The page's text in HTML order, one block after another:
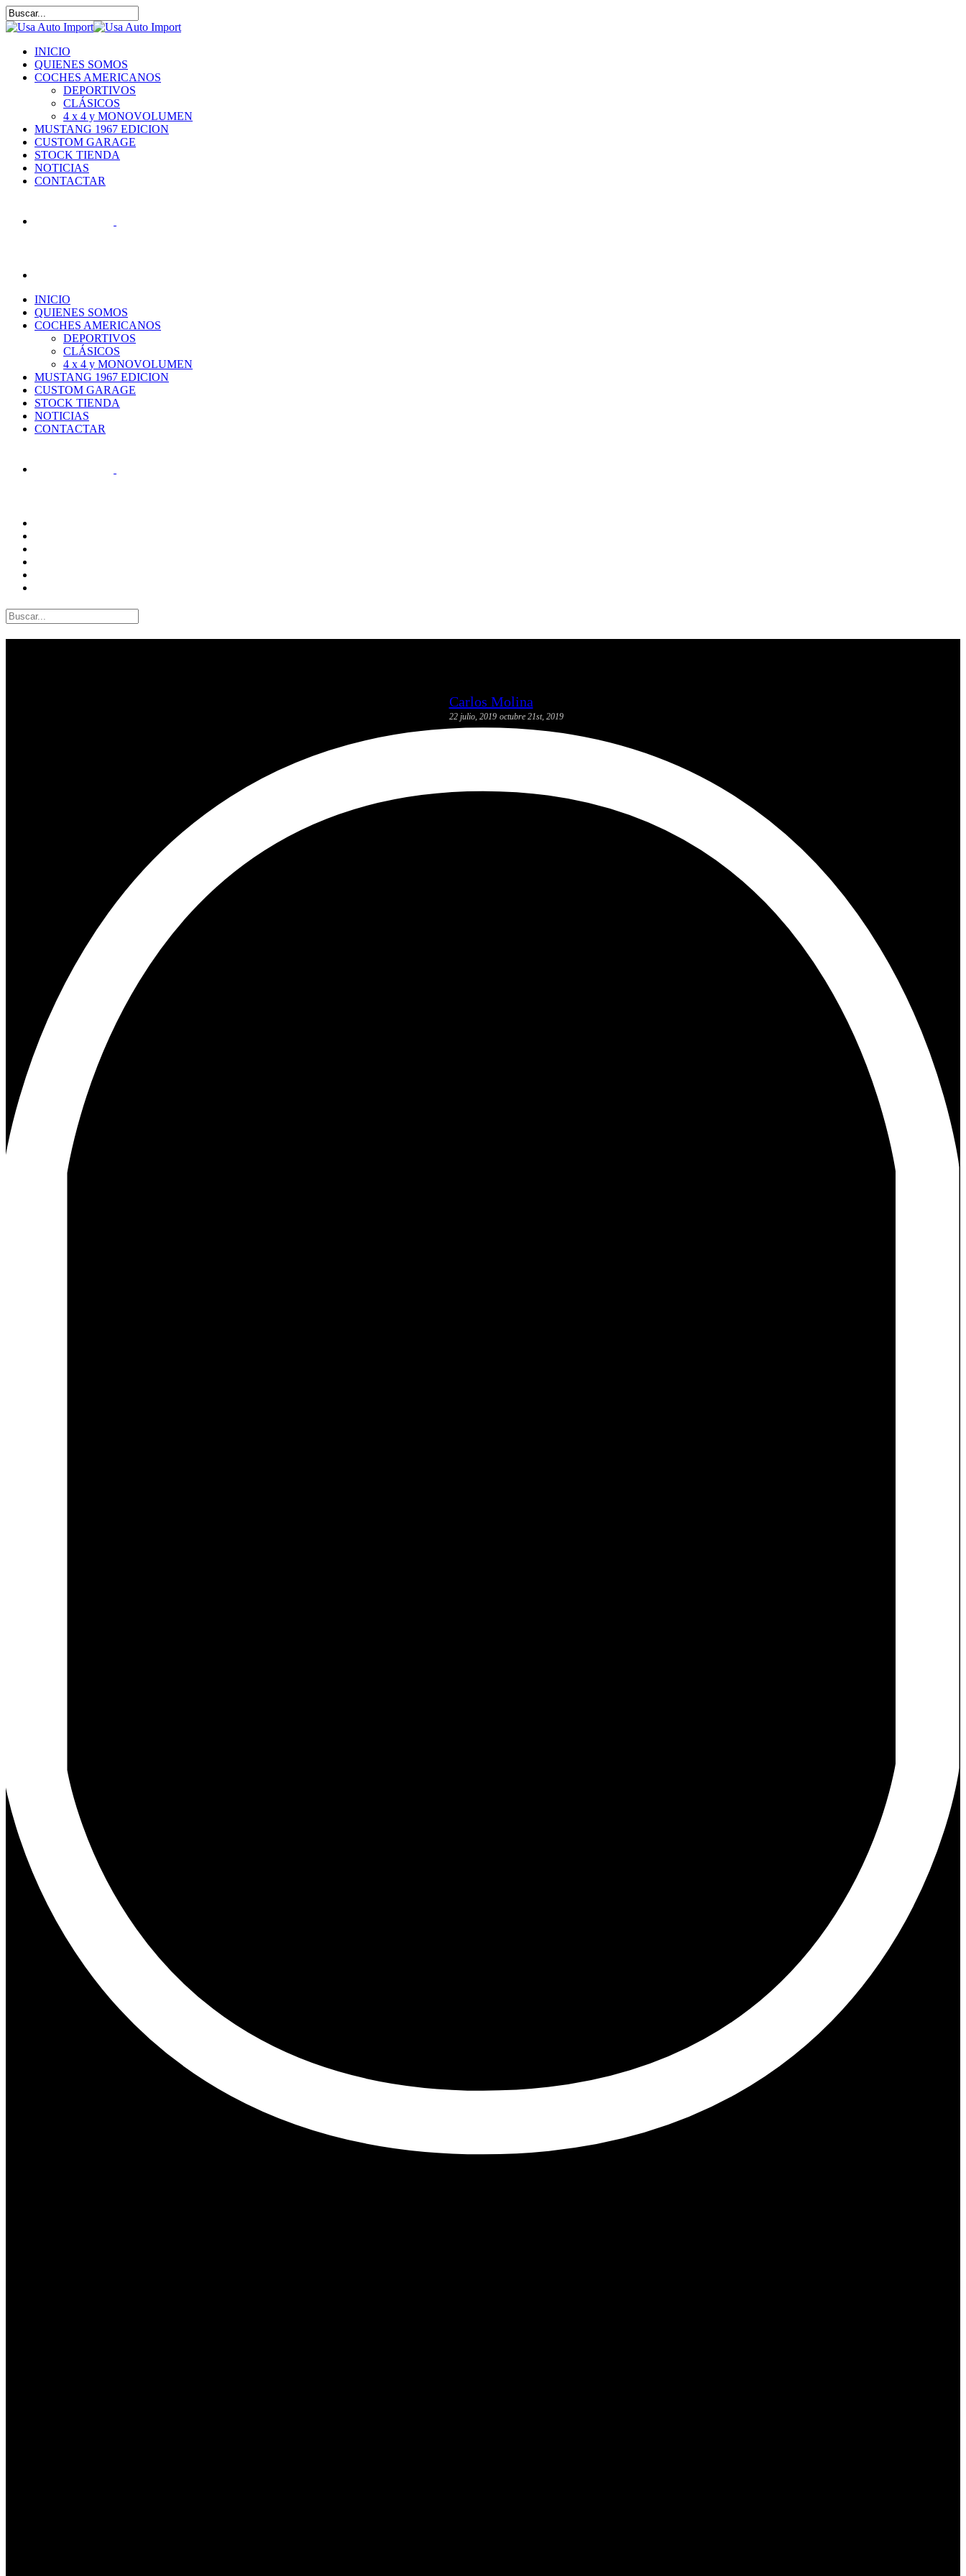
Skip
to
content
Close
Menu
INICIO
QUIENES SOMOS
COCHES AMERICANOS
DEPORTIVOS
CLÁSICOS
4 x 4 y MONOVOLUMEN
MUSTANG 1967 EDICION
CUSTOM GARAGE
STOCK TIENDA
NOTICIAS
CONTACTAR
INICIO
QUIENES SOMOS
COCHES AMERICANOS
DEPORTIVOS
CLÁSICOS
4 x 4 y MONOVOLUMEN
MUSTANG 1967 EDICION
CUSTOM GARAGE
STOCK TIENDA
NOTICIAS
CONTACTAR
Carlos Molina
22 julio, 2019 octubre 21st, 2019